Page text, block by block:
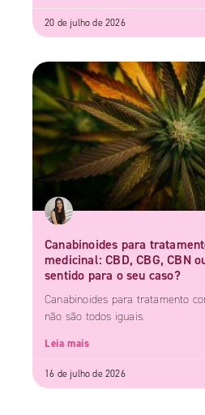
20 de julho de 2026
Canabinoides para
medicinal: CBD, CBG, CBN
sentido para o seu caso?
Canabinoides para tratamento
não são todos iguais.
Leia mais
16 de julho de 2026